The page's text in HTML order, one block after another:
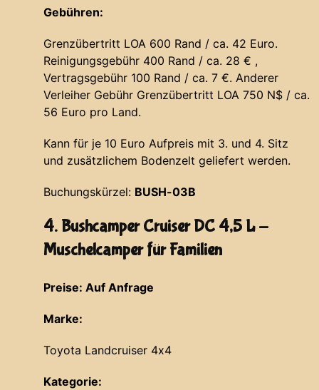
Gebühren:
Grenzübertritt LOA 600 Rand / ca. 42 Euro.
Reinigungsgebühr 400 Rand / ca. 28 € ,
Vertragsgebühr 100 Rand / ca. 7 €. Anderer
Verleiher Gebühr Grenzübertritt LOA 750 N$ / ca.
56 Euro pro Land.
Kann für je 10 Euro Aufpreis mit 3. und 4. Sitz
und zusätzlichem Bodenzelt geliefert werden.
Buchungskürzel: BUSH-03B
4. Bushcamper Cruiser DC 4,5 L -
Muschelcamper für Familien
Preise: Auf Anfrage
Marke:
Toyota Landcruiser 4x4
Kategorie: